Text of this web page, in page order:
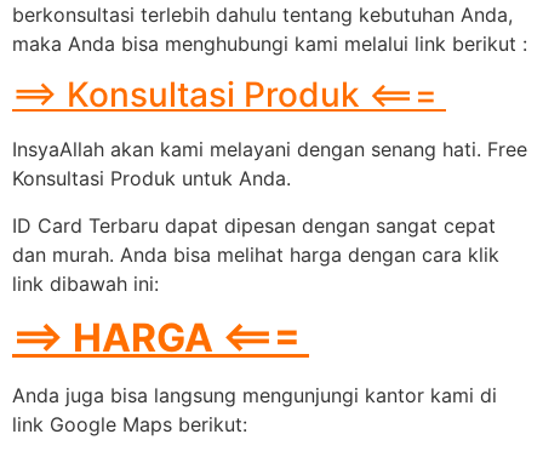
berkonsultasi terlebih dahulu tentang kebutuhan Anda,
maka Anda bisa menghubungi kami melalui link berikut :
==> Konsultasi Produk <===
InsyaAllah akan kami melayani dengan senang hati. Free
Konsultasi Produk untuk Anda.
ID Card Terbaru dapat dipesan dengan sangat cepat
dan murah. Anda bisa melihat harga dengan cara klik
link dibawah ini:
==> HARGA <===
Anda juga bisa langsung mengunjungi kantor kami di
link Google Maps berikut: